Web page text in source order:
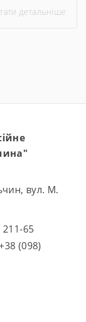
за 2025–
детальніше
вул. М.
211-65
(098)